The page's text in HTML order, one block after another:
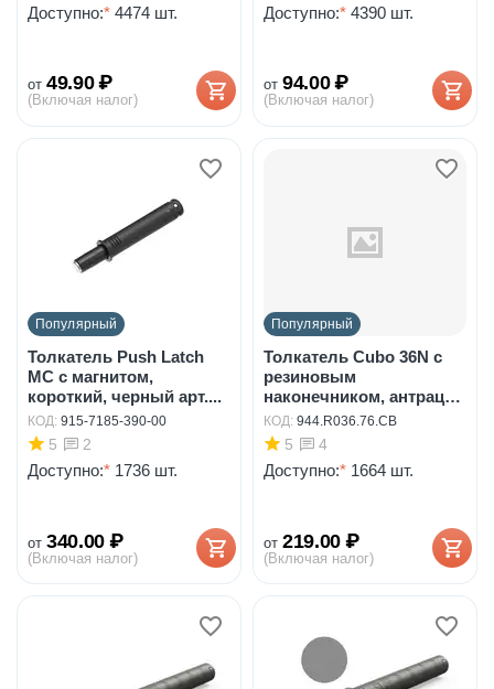
Доступно:* 4474 шт.
от 49.90 ₽
(Включая налог)
Доступно:* 4390 шт.
от 94.00 ₽
(Включая налог)
Популярный
Толкатель Push Latch
MC с магнитом,
короткий, черный арт....
КОД: 915-7185-390-00
5 2
Доступно:* 1736 шт.
от 340.00 ₽
(Включая налог)
Популярный
Толкатель Cubo 36N с
резиновым
наконечником, антрацит
арт...
КОД: 944.R036.76.CB
5 4
Доступно:* 1664 шт.
от 219.00 ₽
(Включая налог)